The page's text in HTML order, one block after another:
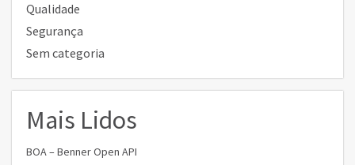
Qualidade
Segurança
Sem categoria
Mais Lidos
BOA – Benner Open API